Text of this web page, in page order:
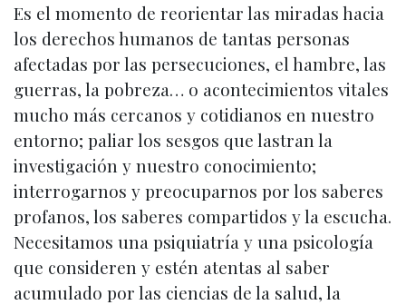
Es el momento de reorientar las miradas hacia
los derechos humanos de tantas personas
afectadas por las persecuciones, el hambre, las
guerras, la pobreza… o acontecimientos vitales
mucho más cercanos y cotidianos en nuestro
entorno; paliar los sesgos que lastran la
investigación y nuestro conocimiento;
interrogarnos y preocuparnos por los saberes
profanos, los saberes compartidos y la escucha.
Necesitamos una psiquiatría y una psicología
que consideren y estén atentas al saber
acumulado por las ciencias de la salud, la